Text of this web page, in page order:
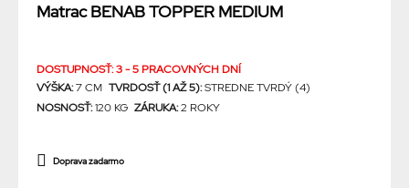
Matrac BENAB TOPPER MEDIUM
DOSTUPNOSŤ: 3 - 5 PRACOVNÝCH DNÍ
VÝŠKA:7 CM TVRDOSŤ (1 AŽ 5):STREDNE TVRDÝ (4)
NOSNOSŤ:120 KG ZÁRUKA:2 ROKY
Doprava zadarmo